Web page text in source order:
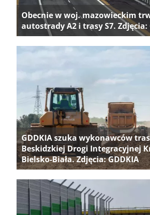
Obecnie w woj. mazowieckim
autostrady A2 i trasy S7. Zdjęcia:
GDDKIA szuka wykonawców
Beskidzkiej Drogi Integracyjnej
Bielsko-Biała. Zdjęcia: GDDKIA